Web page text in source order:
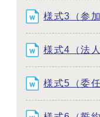
様式3（参
様式4（法
様式5（委任